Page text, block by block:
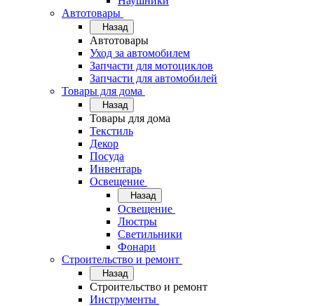
Автотовары
Назад
Автотовары
Уход за автомобилем
Запчасти для мотоциклов
Запчасти для автомобилей
Товары для дома
Назад
Товары для дома
Текстиль
Декор
Посуда
Инвентарь
Освещение
Назад
Освещение
Люстры
Светильники
Фонари
Строительство и ремонт
Назад
Строительство и ремонт
Инструменты